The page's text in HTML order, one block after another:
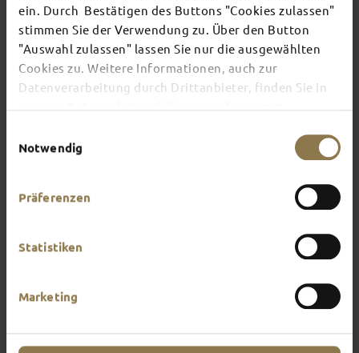
ein. Durch Bestätigen des Buttons "Cookies zulassen"
stimmen Sie der Verwendung zu. Über den Button
"Auswahl zulassen" lassen Sie nur die ausgewählten
Cookies zu. Weitere Informationen, auch zur
Datenverarbeitung durch Drittanbieter, finden Sie in
Notwendig
Präferenzen
Statistiken
Marketing
There's always something going on in Fulda:
whether it's a concert, a musical, a fun-filled
guided tour or a theatre performance – this is the
place to discover the current events and